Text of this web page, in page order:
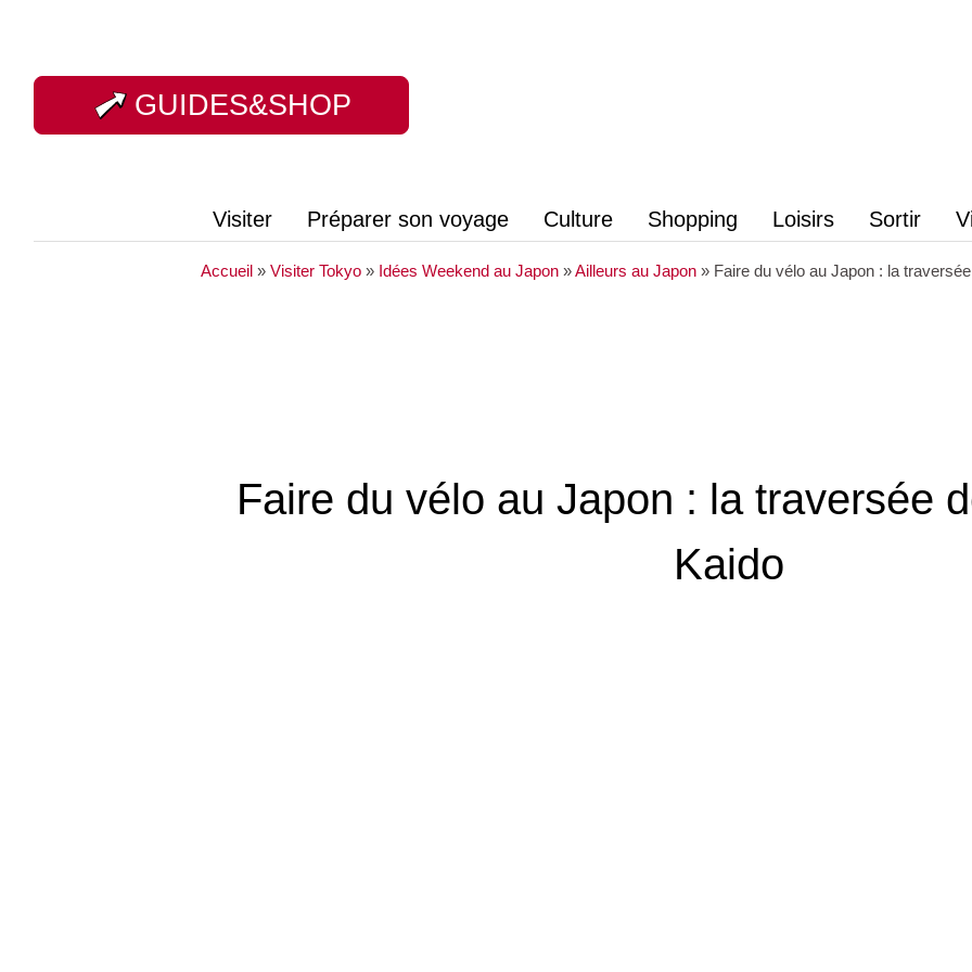
GUIDES&SHOP
Visiter Préparer son voyage Culture Shopping Loisirs Sortir
Accueil» Visiter Tokyo» Idées Weekend au Japon»Ailleurs au Japon» Faire du vélo au Japon : la
Faire du vélo au Japon : la traversée
Kaido